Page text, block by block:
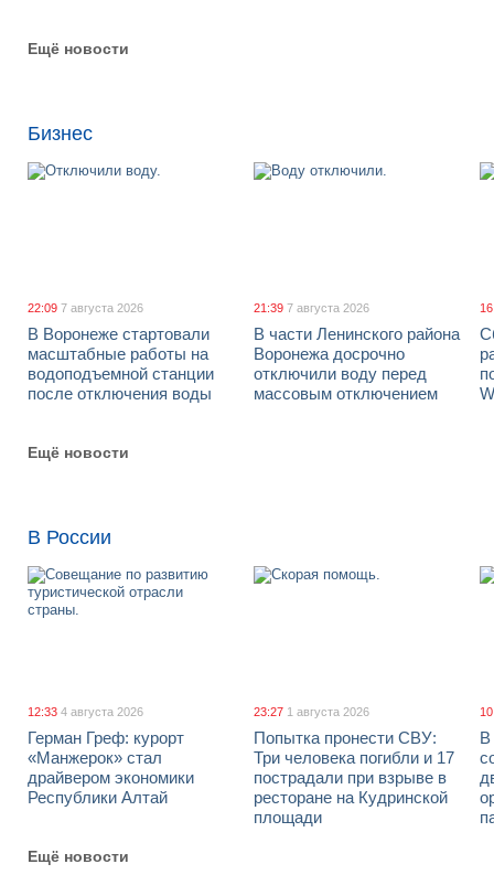
Ещё новости
Бизнес
22:09 7 августа 2026
В Воронеже стартовали
масштабные работы на
водоподъемной станции
после отключения воды
21:39 7 августа 2026
В части Ленинского района
Воронежа досрочно
отключили воду перед
массовым отключением
Ещё новости
В России
12:33 4 августа 2026
Герман Греф: курорт
«Манжерок» стал
драйвером экономики
Республики Алтай
23:27 1 августа 2026
Попытка пронести СВУ:
Три человека погибли и 17
пострадали при взрыве в
ресторане на Кудринской
площади
В
Ещё новости